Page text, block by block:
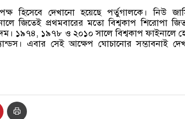
হিসেবে দেখানো হয়েছে পর্তুগালকে। নিউ
জিতেই প্রথমবারের মতো বিশ্বকাপ শিরোপা
১৯৭৪, ১৯৭৮ ও ২০১০ সালে বিশ্বকাপ ফাইনালে
এবার সেই আক্ষেপ ঘোচানোর সম্ভাবনাই